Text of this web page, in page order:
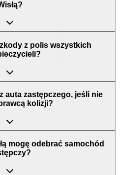
z polis wszystkich
auta zastępczego, jeśli nie
kolizji?
mogę odebrać samochód